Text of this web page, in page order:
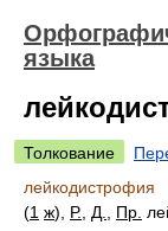
языка
Толкование
лейкодистрофия
(1 ж), Р. Д. Пр.